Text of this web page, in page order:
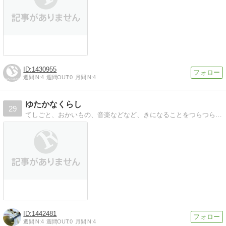
1430955
週間IN:4 週間OUT:0 月間IN:4
29
ゆたかなくらし
1442481
週間IN:4 週間OUT:0 月間IN:4